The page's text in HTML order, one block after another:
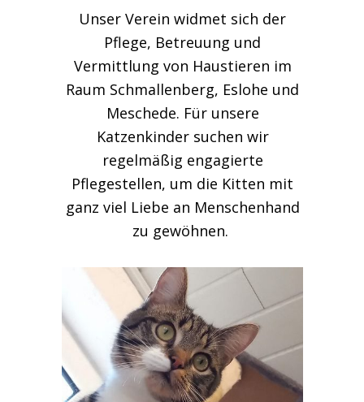
Unser Verein widmet sich der
Pflege, Betreuung und
Vermittlung von Haustieren im
Raum Schmallenberg, Eslohe und
Meschede. Für unsere
Katzenkinder suchen wir
regelmäßig engagierte
Pflegestellen, um die Kitten mit
ganz viel Liebe an Menschenhand
zu gewöhnen.